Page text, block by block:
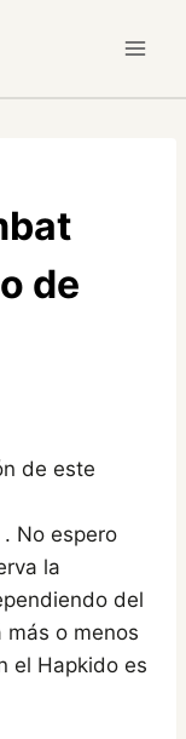
de
de este
. No espero
la
del
o menos
el Hapkido es